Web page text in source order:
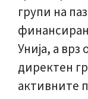
групи на
Унија, а
директен
активните